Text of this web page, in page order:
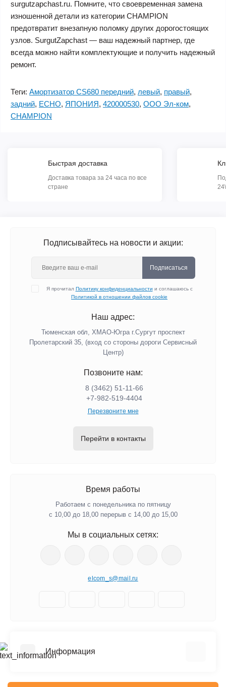
surgutzapchast.ru. Помните, что своевременная замена
изношенной детали из категории CHAMPION
предотвратит внезапную поломку других дорогостоящих
узлов. SurgutZapchast — ваш надежный партнер, где
всегда можно найти комплектующие и получить надежный
ремонт.
Теги: Амортизатор CS680 передний, левый, правый,
задний, ECHO, ЯПОНИЯ, 420000530, ООО Эл-ком,
CHAMPION
Быстрая доставка
Доставка товара за 24 часа по все
стране
Подписывайтесь на новости и акции:
Подписаться
Я прочитал Политику конфиденциальности и соглашаюсь с
Политикой в отношении файлов cookie
Наш адрес:
Тюменская обл, ХМАО-Югра г.Сургут проспект
Пролетарский 35, (вход со стороны дороги Сервисный
Центр)
Позвоните нам:
8 (3462) 51-11-66
+7-982-519-4404
Перезвоните мне
Перейти в контакты
Время работы
Работаем с понедельника по пятницу
с 10,00 до 18,00 перерыв с 14,00 до 15,00
Мы в социальных сетях:
elcom_s@mail.ru
Информация